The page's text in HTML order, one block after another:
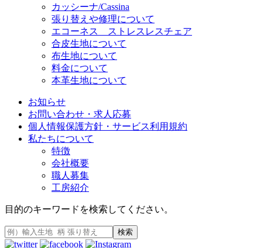
カッシーナ/Cassina
張り替えや修理について
エコーネス ストレスレスチェア
合皮生地について
布生地について
料金について
本革生地について
お知らせ
お問い合わせ・求人応募
個人情報保護方針・サービス利用規約
私たちについて
特徴
会社概要
職人募集
工房紹介
目的のキーワードを検索してください。
検索